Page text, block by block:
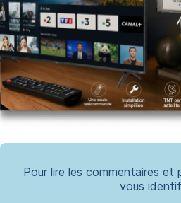
Pour lire les commentaires et
vous